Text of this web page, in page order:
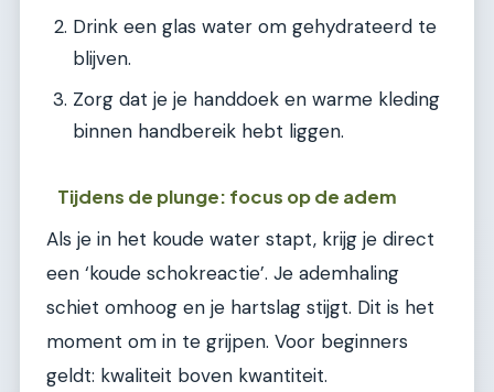
Drink een glas water om gehydrateerd te
blijven.
Zorg dat je je handdoek en warme kleding
binnen handbereik hebt liggen.
Tijdens de plunge: focus op de adem
Als je in het koude water stapt, krijg je direct
een ‘koude schokreactie’. Je ademhaling
schiet omhoog en je hartslag stijgt. Dit is het
moment om in te grijpen. Voor beginners
geldt: kwaliteit boven kwantiteit.